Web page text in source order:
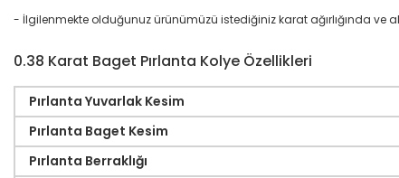
- İlgilenmekte olduğunuz ürünümüzü istediğiniz karat ağırlığında ve
0.38 Karat Baget Pırlanta Kolye Özellikleri
Pırlanta Yuvarlak Kesim
Pırlanta Baget Kesim
Pırlanta Berraklığı